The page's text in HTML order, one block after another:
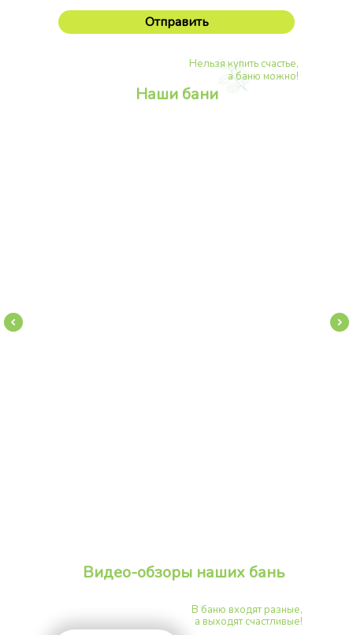
Отправить
Наши бани
Нельзя купить счастье,
а баню можно!
Видео-обзоры наших бань
В баню входят разные,
а выходят счастливые!